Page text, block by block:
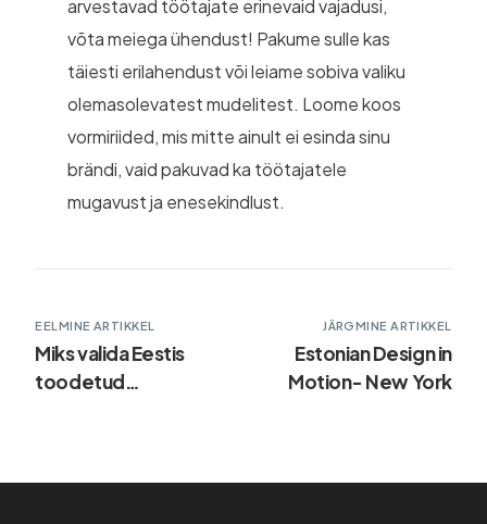
arvestavad töötajate erinevaid vajadusi,
võta meiega ühendust! Pakume sulle kas
täiesti erilahendust või leiame sobiva valiku
olemasolevatest mudelitest. Loome koos
vormiriided, mis mitte ainult ei esinda sinu
brändi, vaid pakuvad ka töötajatele
mugavust ja enesekindlust.
EELMINE ARTIKKEL
Miks valida Eestis
toodetud
JÄRGMINE ARTIKKEL
Estonian Design in
Motion- New York